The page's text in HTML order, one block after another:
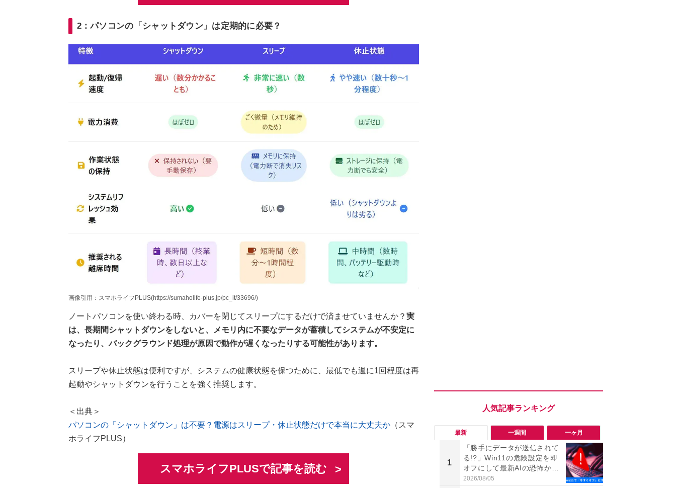
2：パソコンの「シャットダウン」は定期的に必要？
画像引用：スマホライフPLUS(https://sumaholife-plus.jp/pc_it/33696/)
ノートパソコンを使い終わる時、カバーを閉じてスリープにするだけで済ませていませんか？ 実
は、長期間シャットダウンをしないと、メモリ内に不要なデータが蓄積してシステムが不安定に
なったり、バックグラウンド処理が原因で動作が遅くなったりする可能性があります。
スリープや休止状態は便利ですが、システムの健康状態を保つために、最低でも週に1回程度は再
起動やシャットダウンを行うことを強く推奨します。
＜出典＞
パソコンの「シャットダウン」は不要？電源はスリープ・休止状態だけで本当に大丈夫か（スマ
ホライフPLUS）
スマホライフPLUSで記事を読む
最新 一週間 一ヶ月
1
「勝手にデータが送信されて
る!?」Win11の危険設定を即
オフにして最新AIの恐怖から
身を守る技
2026/08/05